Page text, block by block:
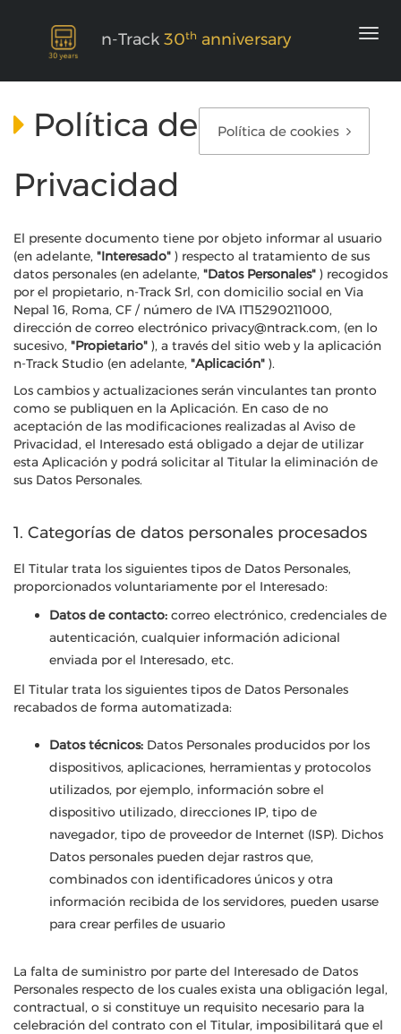
n-Track 30th anniversary
Política de cookies
Política de
Privacidad
El presente documento tiene por objeto informar al usuario
(en adelante, "Interesado" ) respecto al tratamiento de sus
datos personales (en adelante, "Datos Personales" ) recogidos
por el propietario, n-Track Srl, con domicilio social en Via
Nepal 16, Roma, CF / número de IVA IT15290211000,
dirección de correo electrónico privacy@ntrack.com, (en lo
sucesivo, "Propietario" ), a través del sitio web y la aplicación
n-Track Studio (en adelante, "Aplicación" ).
Los cambios y actualizaciones serán vinculantes tan pronto
como se publiquen en la Aplicación. En caso de no
aceptación de las modificaciones realizadas al Aviso de
Privacidad, el Interesado está obligado a dejar de utilizar
esta Aplicación y podrá solicitar al Titular la eliminación de
sus Datos Personales.
1. Categorías de datos personales procesados
El Titular trata los siguientes tipos de Datos Personales,
proporcionados voluntariamente por el Interesado:
Datos de contacto: correo electrónico, credenciales de
autenticación, cualquier información adicional
enviada por el Interesado, etc.
El Titular trata los siguientes tipos de Datos Personales
recabados de forma automatizada:
Datos técnicos: Datos Personales producidos por los
dispositivos, aplicaciones, herramientas y protocolos
utilizados, por ejemplo, información sobre el
dispositivo utilizado, direcciones IP, tipo de
navegador, tipo de proveedor de Internet (ISP). Dichos
Datos personales pueden dejar rastros que,
combinados con identificadores únicos y otra
información recibida de los servidores, pueden usarse
para crear perfiles de usuario
La falta de suministro por parte del Interesado de Datos
Personales respecto de los cuales exista una obligación legal,
contractual, o si constituye un requisito necesario para la
celebración del contrato con el Titular, imposibilitará que el